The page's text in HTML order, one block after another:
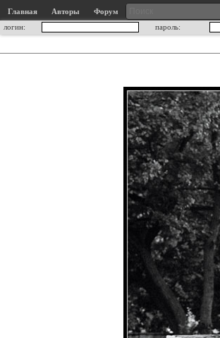
Главная Авторы
Форум
логин:
пароль: